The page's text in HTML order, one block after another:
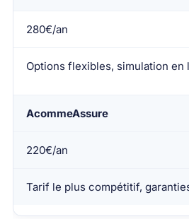
280€/an
Options flexibles, simulation en
AcommeAssure
220€/an
Tarif le plus compétitif,